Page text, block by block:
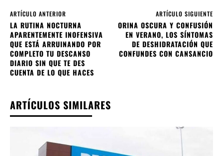
ARTÍCULO ANTERIOR
LA RUTINA NOCTURNA
APARENTEMENTE INOFENSIVA
QUE ESTÁ ARRUINANDO POR
COMPLETO TU DESCANSO
DIARIO SIN QUE TE DES
CUENTA DE LO QUE HACES
ARTÍCULO SIGUIENTE
ORINA OSCURA Y CONFUSIÓN
EN VERANO, LOS SÍNTOMAS
DE DESHIDRATACIÓN QUE
CONFUNDES CON CANSANCIO
ARTÍCULOS SIMILARES